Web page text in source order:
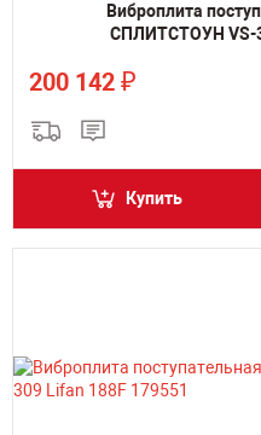
Виброплита
СПЛИТСТОУН VS-
200 142 ₽
Купить